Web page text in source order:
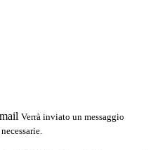
Verrà inviato un messaggio